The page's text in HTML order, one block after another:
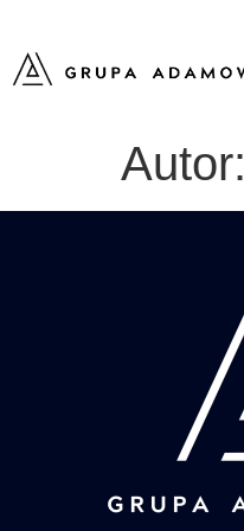
Autor: